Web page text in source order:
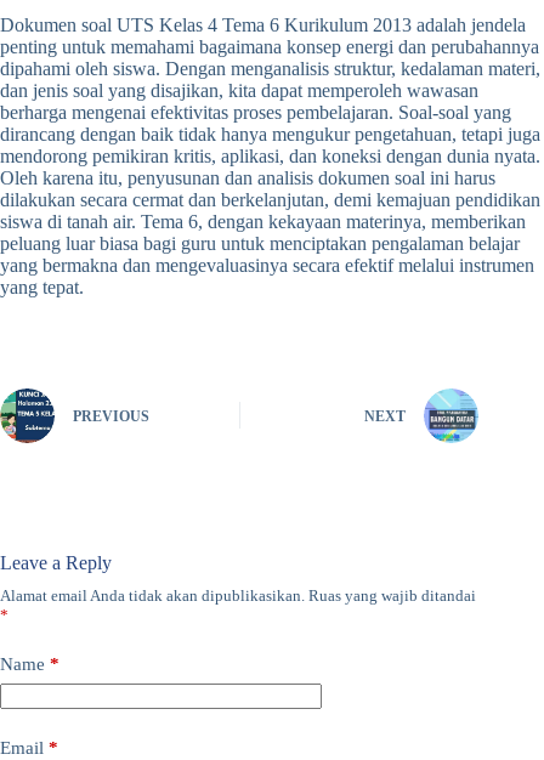
Dokumen soal UTS Kelas 4 Tema 6 Kurikulum 2013 adalah jendela
penting untuk memahami bagaimana konsep energi dan perubahannya
dipahami oleh siswa. Dengan menganalisis struktur, kedalaman materi,
dan jenis soal yang disajikan, kita dapat memperoleh wawasan
berharga mengenai efektivitas proses pembelajaran. Soal-soal yang
dirancang dengan baik tidak hanya mengukur pengetahuan, tetapi juga
mendorong pemikiran kritis, aplikasi, dan koneksi dengan dunia nyata.
Oleh karena itu, penyusunan dan analisis dokumen soal ini harus
dilakukan secara cermat dan berkelanjutan, demi kemajuan pendidikan
siswa di tanah air. Tema 6, dengan kekayaan materinya, memberikan
peluang luar biasa bagi guru untuk menciptakan pengalaman belajar
yang bermakna dan mengevaluasinya secara efektif melalui instrumen
yang tepat.
PREVIOUS NEXT
Leave a Reply
Alamat email Anda tidak akan dipublikasikan. Ruas yang wajib ditandai
*
Name *
Email *